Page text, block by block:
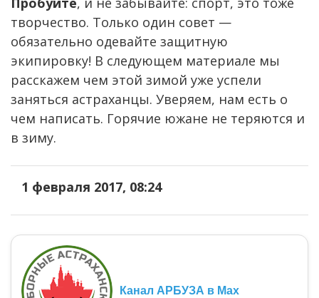
творчество. Только один совет —
обязательно одевайте защитную
экипировку! В следующем материале мы
расскажем чем этой зимой уже успели
заняться астраханцы. Уверяем, нам есть о
чем написать. Горячие южане не теряются и
в зиму.
1 февраля 2017, 08:24
Канал АРБУЗА в Max